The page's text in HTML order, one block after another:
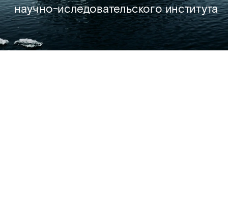
научно-иследовательского института